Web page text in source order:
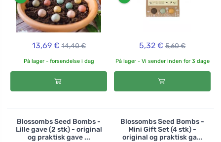
13,69 € 14,40 €
På lager - forsendelse i dag
5,32 € 5,60 €
På lager - Vi sender inden for 3 dage
Blossombs Seed Bombs -
Lille gave (2 stk) - original
og praktisk gave ...
Blossombs Seed Bombs -
Mini Gift Set (4 stk) -
original og praktisk ga...